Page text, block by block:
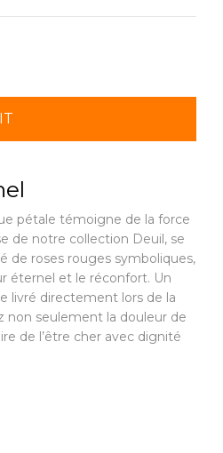
pétale témoigne de la force
de notre collection Deuil, se
de roses rouges symboliques,
éternel et le réconfort. Un
livré directement lors de la
non seulement la douleur de
de l’être cher avec dignité